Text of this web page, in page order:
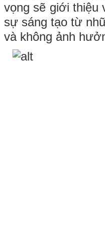
vọng sẽ giới thiệu
sự sáng tạo từ
và không ảnh